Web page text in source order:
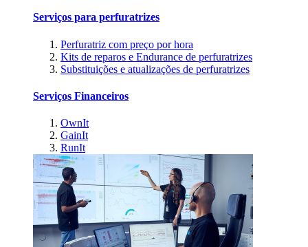
Serviços para perfuratrizes
Perfuratriz com preço por hora
Kits de reparos e Endurance de perfuratrizes
Substituições e atualizações de perfuratrizes
Serviços Financeiros
OwnIt
GainIt
RunIt